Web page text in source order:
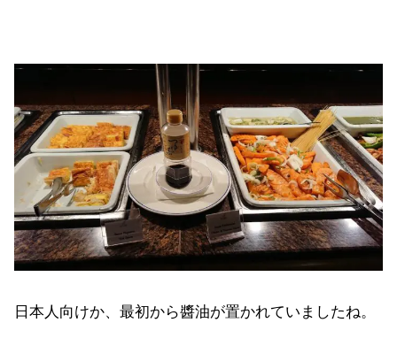
日本人向けか、最初から醬油が置かれていましたね。